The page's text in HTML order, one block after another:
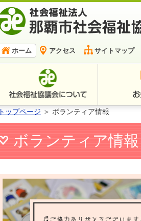
ホーム アクセス サイトマップ
トップページ ＞ ボランティア情報
ボランティア情報